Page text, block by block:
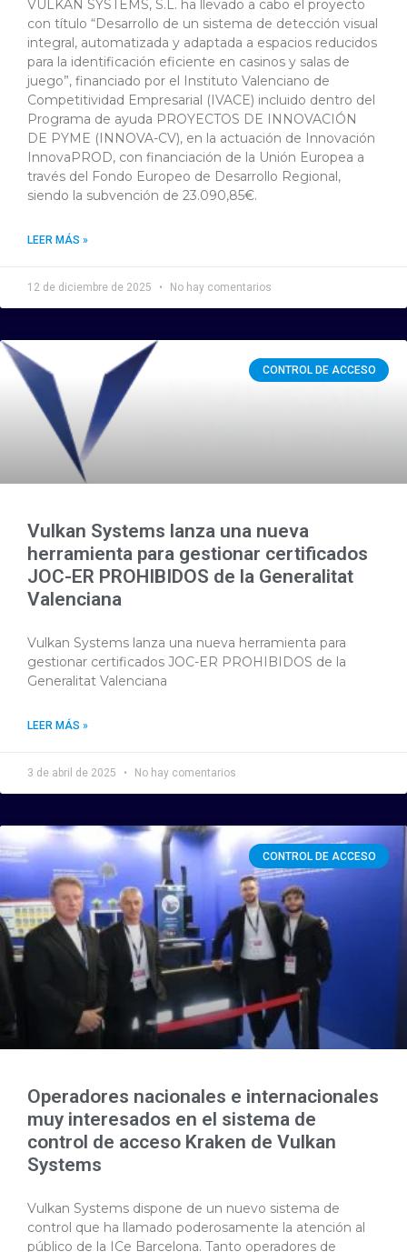
VULKAN SYSTEMS, S.L. ha llevado a cabo el proyecto
con título “Desarrollo de un sistema de detección visual
integral, automatizada y adaptada a espacios reducidos
para la identificación eficiente en casinos y salas de
juego”, financiado por el Instituto Valenciano de
Competitividad Empresarial (IVACE) incluido dentro del
Programa de ayuda PROYECTOS DE INNOVACIÓN
DE PYME (INNOVA-CV), en la actuación de Innovación
InnovaPROD, con financiación de la Unión Europea a
través del Fondo Europeo de Desarrollo Regional,
siendo la subvención de 23.090,85€.
LEER MÁS »
12 de diciembre de 2025 No hay comentarios
CONTROL DE ACCESO
Vulkan Systems lanza una nueva
herramienta para gestionar certificados
JOC-ER PROHIBIDOS de la Generalitat
Valenciana
Vulkan Systems lanza una nueva herramienta para
gestionar certificados JOC-ER PROHIBIDOS de la
Generalitat Valenciana
LEER MÁS »
3 de abril de 2025 No hay comentarios
CONTROL DE ACCESO
Operadores nacionales e internacionales
muy interesados en el sistema de
control de acceso Kraken de Vulkan
Systems
Vulkan Systems dispone de un nuevo sistema de
control que ha llamado poderosamente la atención al
público de la ICe Barcelona. Tanto operadores de